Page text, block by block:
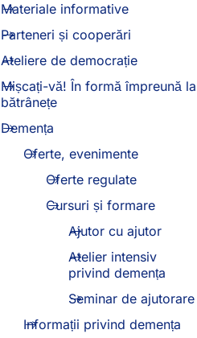
Materiale informative
Parteneri și cooperări
Ateliere de democrație
Mișcați-vă! În formă împreună la
bătrânețe
Demența
Oferte, evenimente
Oferte regulate
Cursuri și formare
Ajutor cu ajutor
Atelier intensiv
privind demența
Seminar de ajutorare
Informații privind demența